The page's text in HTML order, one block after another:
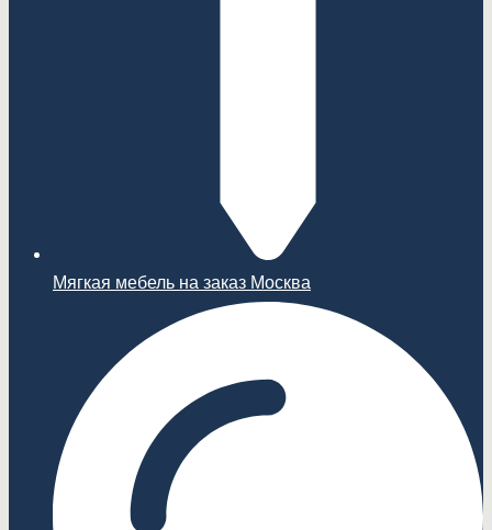
Мягкая мебель на заказ Москва